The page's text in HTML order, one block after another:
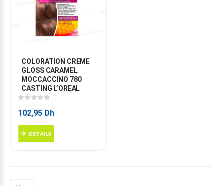
COLORATION CREME
GLOSS CARAMEL
MOCCACCINO 780
CASTING L’OREAL
102,95 Dh
DETAILS